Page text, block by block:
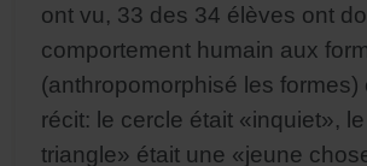
ont vu, 33 des 34 élèves ont
comportement humain aux
(anthropomorphisé les formes)
récit: le cercle était «inquiet»,
triangle» était une «jeune